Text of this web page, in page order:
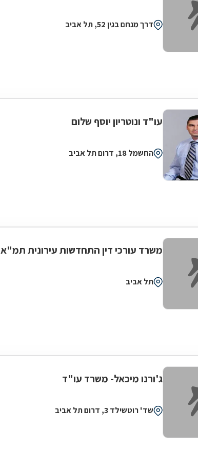
דרך מנחם בגין 52, תל אביב
עו"ד ונוטריון יוסף שלום
החשמל 18, דרום תל אביב
משרד עורכי דין התחדשות עירונית תמ"א 38
תל אביב
ג'ורנו מיכאל- משרד עו"ד
שד' רוטשילד 3, דרום תל אביב